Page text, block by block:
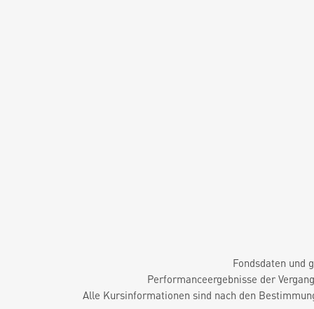
Fondsdaten und
Performanceergebnisse der
Alle Kursinformationen sind nach den